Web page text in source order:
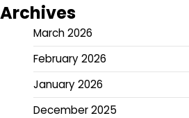
Archives
March 2026
February 2026
January 2026
December 2025